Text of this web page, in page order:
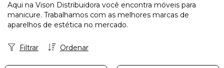
Aqui na Vison Distribuidora você encontra móveis para
manicure. Trabalhamos com as melhores marcas de
aparelhos de estética no mercado.
Ordenar
Filtrar